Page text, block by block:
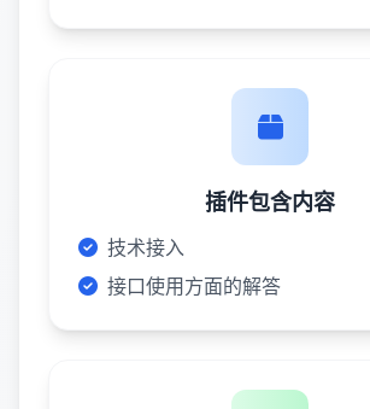
插件包含内容
技术接入
接口使用方面的解答